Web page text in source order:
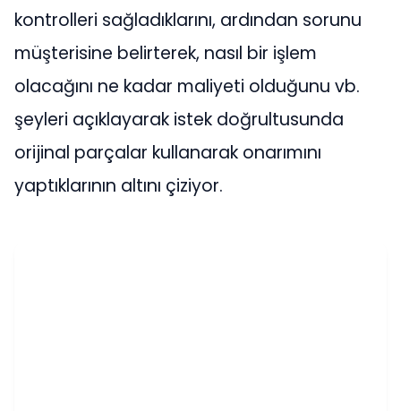
kontrolleri sağladıklarını, ardından sorunu
müşterisine belirterek, nasıl bir işlem
olacağını ne kadar maliyeti olduğunu vb.
şeyleri açıklayarak istek doğrultusunda
orijinal parçalar kullanarak onarımını
yaptıklarının altını çiziyor.